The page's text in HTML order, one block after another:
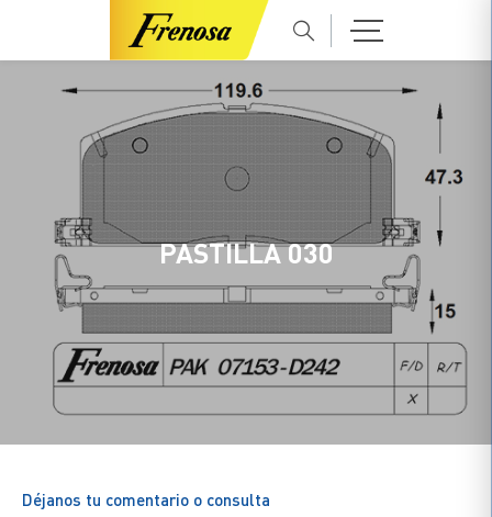
PASTILLA 030
Déjanos tu comentario o consulta